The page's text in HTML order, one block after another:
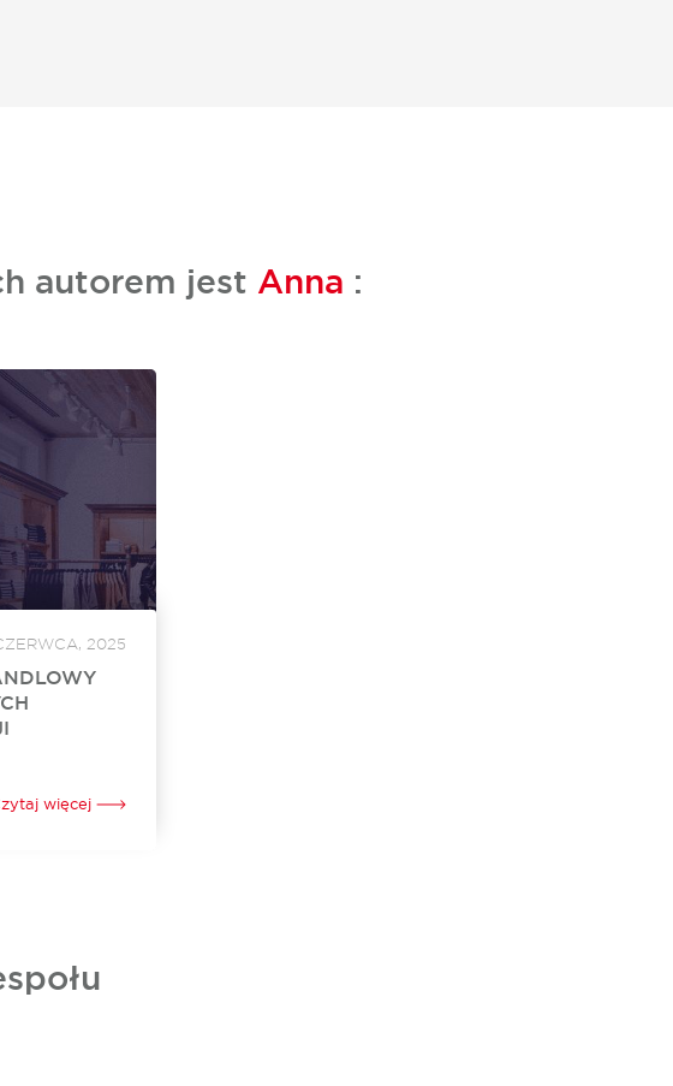
autorem jest Anna :
2025
firmę
że w
więcej